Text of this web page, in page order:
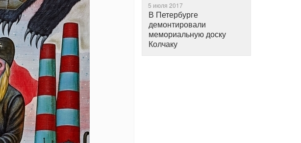
5 июля 2017
В Петербурге
демонтировали
мемориальную доску
Колчаку